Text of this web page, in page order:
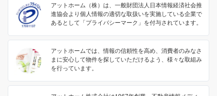
アットホーム（株）は、一般財団法人日本情報経済社会推
進協会より個人情報の適切な取扱いを実施している企業で
あるとして「プライバシーマーク」を付与されています。
アットホームでは、情報の信頼性を高め、消費者のみなさ
まに安心して物件を探していただけるよう、様々な取組み
を行っています。